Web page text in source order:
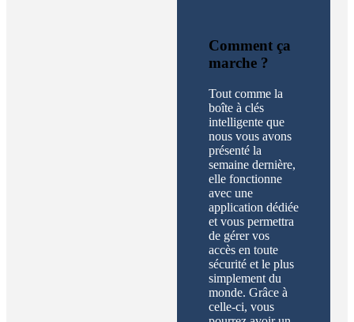
Comment ça
marche ?
Tout comme la
boîte à clés
intelligente que
nous vous avons
présenté la
semaine dernière,
elle fonctionne
avec une
application dédiée
et vous permettra
de gérer vos
accès en toute
sécurité et le plus
simplement du
monde. Grâce à
celle-ci, vous